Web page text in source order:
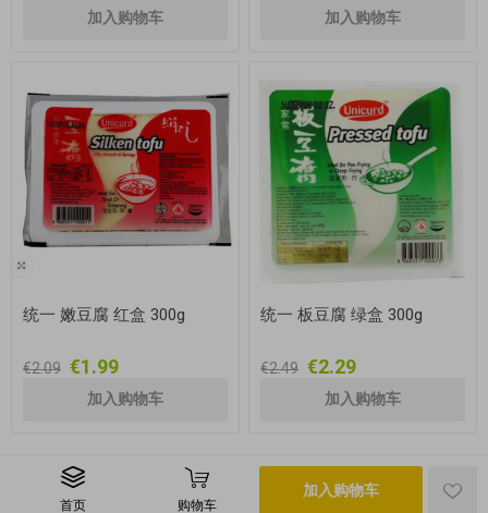
统一 嫩豆腐 红盒 300g
€2.09 €1.99
统一 板豆腐 绿盒 300g
€2.49 €2.29
首页 购物车
加入购物车
版权所有 © 2026 i-chi.de 保留所有权利